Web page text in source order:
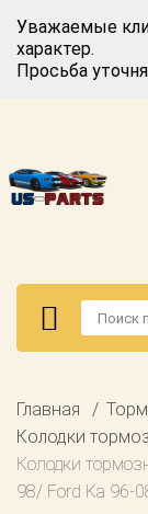
Уважаемые
характер.
Просьба
Авторизация
американских
автомобилей
запросу
техобслуживание
Доставка
Регистрация
Каталог для
американских
Главная
Колодки
Колодки
98/ Ford Ka 96-